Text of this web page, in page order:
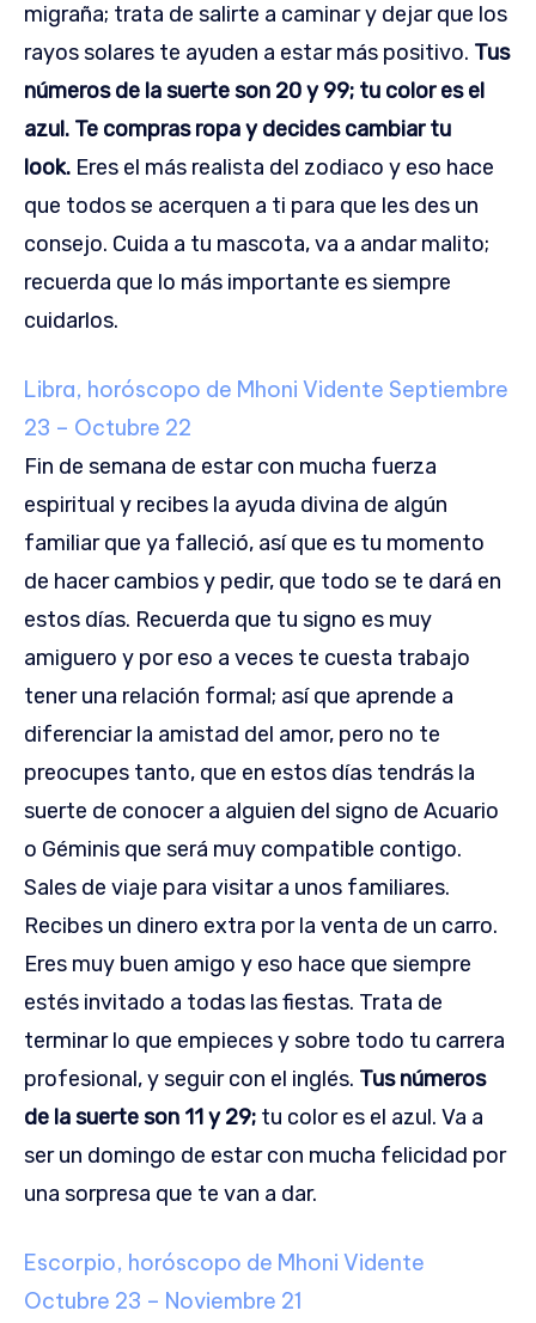
migraña; trata de salirte a caminar y dejar que los
rayos solares te ayuden a estar más positivo. Tus
números de la suerte son 20 y 99; tu color es el
azul. Te compras ropa y decides cambiar tu
look. Eres el más realista del zodiaco y eso hace
que todos se acerquen a ti para que les des un
consejo. Cuida a tu mascota, va a andar malito;
recuerda que lo más importante es siempre
cuidarlos.
Libra, horóscopo de Mhoni Vidente Septiembre
23 – Octubre 22
Fin de semana de estar con mucha fuerza
espiritual y recibes la ayuda divina de algún
familiar que ya falleció, así que es tu momento
de hacer cambios y pedir, que todo se te dará en
estos días. Recuerda que tu signo es muy
amiguero y por eso a veces te cuesta trabajo
tener una relación formal; así que aprende a
diferenciar la amistad del amor, pero no te
preocupes tanto, que en estos días tendrás la
suerte de conocer a alguien del signo de Acuario
o Géminis que será muy compatible contigo.
Sales de viaje para visitar a unos familiares.
Recibes un dinero extra por la venta de un carro.
Eres muy buen amigo y eso hace que siempre
estés invitado a todas las fiestas. Trata de
terminar lo que empieces y sobre todo tu carrera
profesional, y seguir con el inglés. Tus números
de la suerte son 11 y 29; tu color es el azul. Va a
ser un domingo de estar con mucha felicidad por
una sorpresa que te van a dar.
Escorpio, horóscopo de Mhoni Vidente
Octubre 23 – Noviembre 21